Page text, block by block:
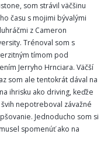
som strávil väčšinu
času s mojimi bývalými
z Cameron
Trénoval som s
tímom pod
Jerryho Hrnciara. Väčší
som ale tentokrát dával na
ihrisku ako driving, keďže
nepotreboval závažné
Jednoducho som si
spomenúť ako na